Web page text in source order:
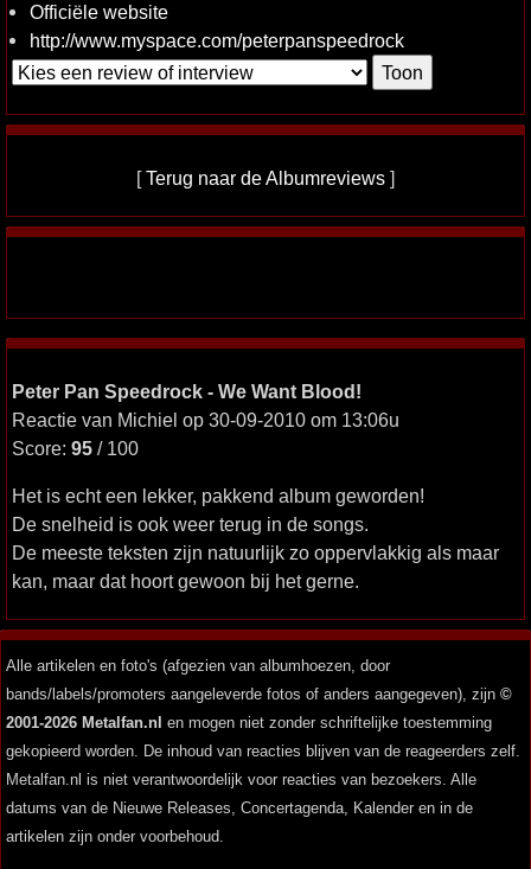
Officiële website
http://www.myspace.com/peterpanspeedrock
[Terug naar de Albumreviews ]
Peter Pan Speedrock - We Want Blood!
Reactie van Michiel op 30-09-2010 om 13:06u
Score: 95 / 100
Het is echt een lekker, pakkend album geworden!
De snelheid is ook weer terug in de songs.
De meeste teksten zijn natuurlijk zo oppervlakkig als maar
kan, maar dat hoort gewoon bij het gerne.
Alle artikelen en foto's (afgezien van albumhoezen, door
bands/labels/promoters aangeleverde fotos of anders aangegeven), zijn ©
2001-2026 Metalfan.nl en mogen niet zonder schriftelijke toestemming
gekopieerd worden. De inhoud van reacties blijven van de reageerders zelf.
Metalfan.nl is niet verantwoordelijk voor reacties van bezoekers. Alle
datums van de Nieuwe Releases, Concertagenda, Kalender en in de
artikelen zijn onder voorbehoud.